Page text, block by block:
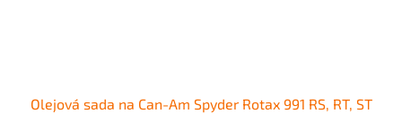
Olejová sada na Can-Am Spyder Rotax 991 RS, RT, ST